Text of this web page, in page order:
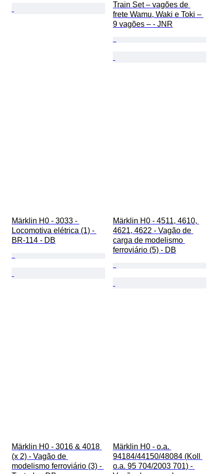
Train Set – vagões de
frete Wamu, Waki e Toki –
9 vagões – - JNR
Märklin H0 - 3033 -
Locomotiva elétrica (1) -
BR-114 - DB
Märklin H0 - 4511, 4610,
4621, 4622 - Vagão de
carga de modelismo
ferroviário (5) - DB
Märklin H0 - 3016 & 4018
(x 2) - Vagão de
modelismo ferroviário (3) -
Märklin H0 - o.a.
94184/44150/48084 (Koll
o.a. 95 704/2003 701) -